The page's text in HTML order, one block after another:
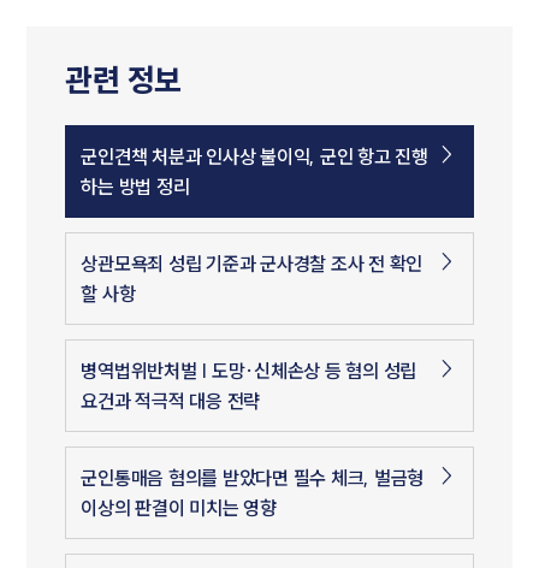
대륜법률상담예약
관련 정보
군인견책 처분과 인사상 불이익, 군인 항고 진행
하는 방법 정리
상관모욕죄 성립 기준과 군사경찰 조사 전 확인
할 사항
병역법위반처벌 | 도망·신체손상 등 혐의 성립
요건과 적극적 대응 전략
군인통매음 혐의를 받았다면 필수 체크, 벌금형
이상의 판결이 미치는 영향